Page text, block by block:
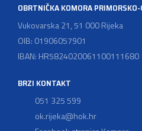
OBRTNIČKA KOMORA
Vukovarska 21, 51 000 Rijeka
OIB: 01906057901
IBAN: HR5824020061100111680
BRZI KONTAKT
051 325 599
ok.rijeka@hok.hr